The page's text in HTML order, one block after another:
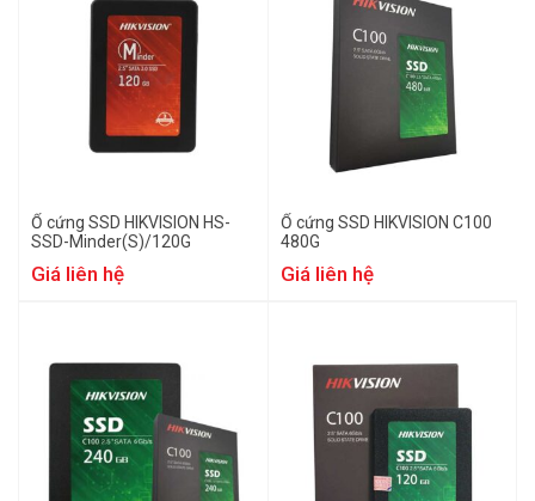
Ổ cứng SSD HIKVISION HS-
SSD-Minder(S)/120G
Giá liên hệ
Ổ cứng SSD HIKVISION C100
480G
Giá liên hệ